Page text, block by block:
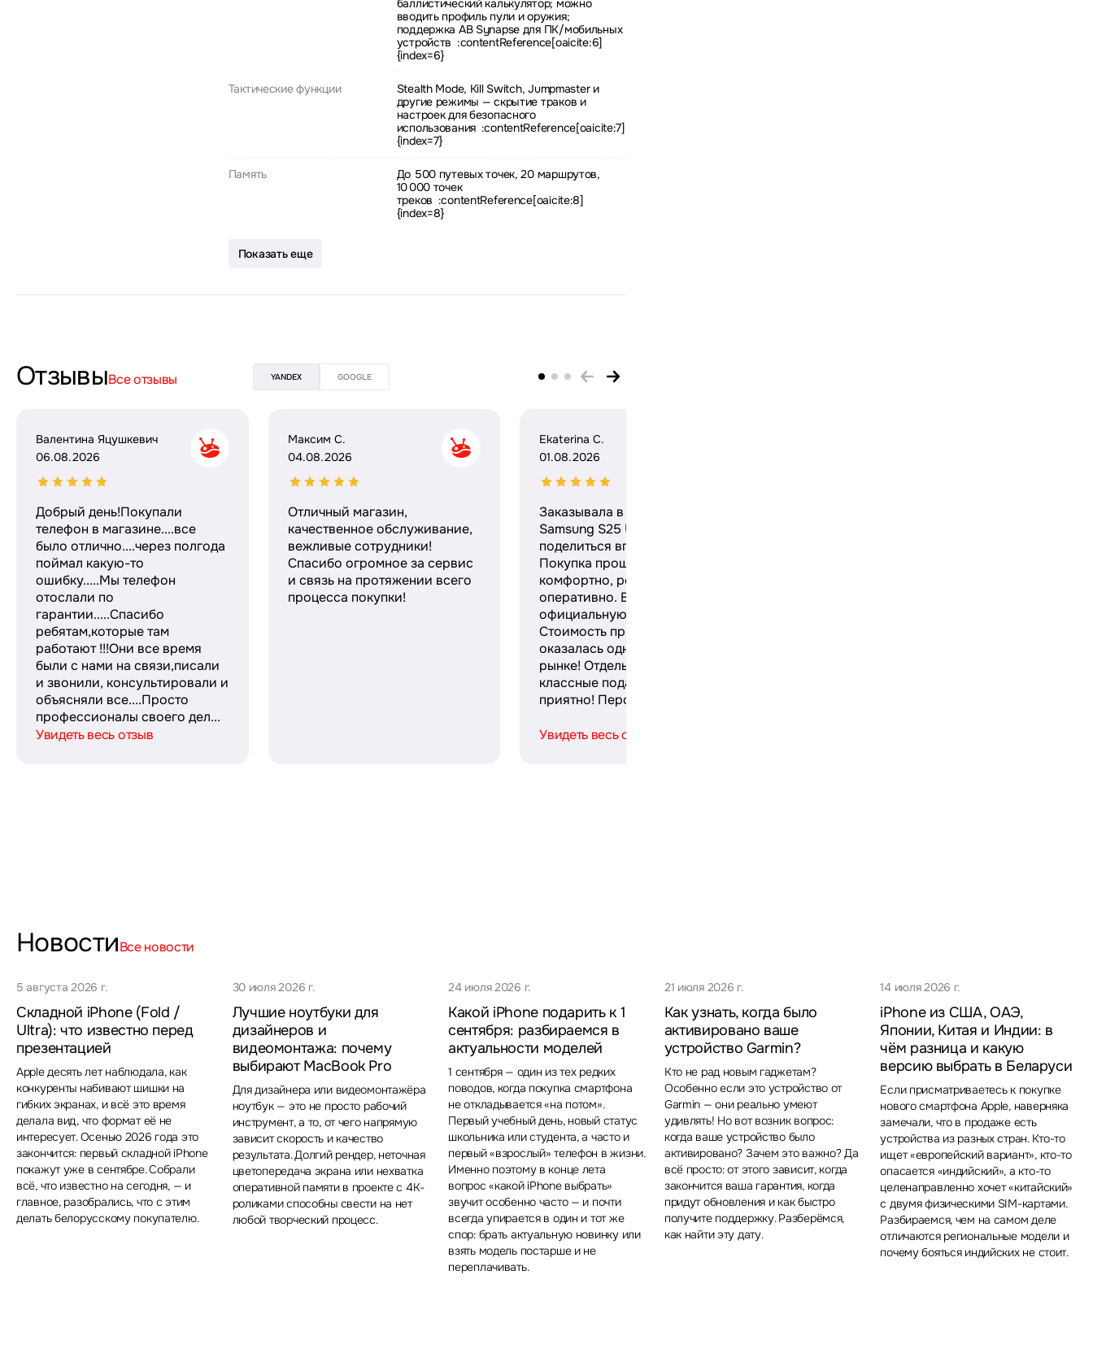
баллистический калькулятор; можно
вводить профиль пули и оружия;
поддержка AB Synapse для ПК/мобильных
устройств :contentReference[oaicite:6]
{index=6}
Тактические функции
Stealth Mode, Kill Switch, Jumpmaster и
другие режимы — скрытие траков и
настроек для безопасного
использования :contentReference[oaicite:7]
{index=7}
Память
До 500 путевых точек, 20 маршрутов,
10 000 точек
треков :contentReference[oaicite:8]
{index=8}
Показать еще
ОтзывыВсе отзывы YANDEX GOOGLE
Валентина Яцушкевич
06.08.2026
Добрый день!Покупали
телефон в магазине....все
было отлично....через полгода
поймал какую-то
ошибку.....Мы телефон
отослали по
гарантии.....Спасибо
ребятам,которые там
работают !!!Они все время
были с нами на связи,писали
и звонили, консультировали и
объясняли все....Просто
профессионалы своего дел...
Увидеть весь отзыв
Максим С.
04.08.2026
Отличный магазин,
качественное обслуживание,
вежливые сотрудники!
Спасибо огромное за сервис
и связь на протяжении всего
процесса покупки!
Ekaterina C.
01.08.2026
Заказывала в этом магазине
Samsung S25 Ultra и хочу
поделиться впечатлениями.
Покупка прошла максимально
комфортно, ребята работают
оперативно. Выдали
официальную гарантию и чек.
Стоимость при этом
оказалась одной из лучших на
рынке! Отдельное спасибо за
классные подарки — безумно
приятно! Персонал ...
Увидеть весь отзыв
НовостиВсе новости
5 августа 2026 г.
Складной iPhone (Fold /
Ultra): что известно перед
презентацией
Apple десять лет наблюдала, как
конкуренты набивают шишки на
гибких экранах, и всё это время
делала вид, что формат её не
интересует. Осенью 2026 года это
закончится: первый складной iPhone
покажут уже в сентябре. Собрали
всё, что известно на сегодня, — и
главное, разобрались, что с этим
делать белорусскому покупателю.
30 июля 2026 г.
Лучшие ноутбуки для
дизайнеров и
видеомонтажа: почему
выбирают MacBook Pro
Для дизайнера или видеомонтажёра
ноутбук — это не просто рабочий
инструмент, а то, от чего напрямую
зависит скорость и качество
результата. Долгий рендер, неточная
цветопередача экрана или нехватка
оперативной памяти в проекте с 4K-
роликами способны свести на нет
любой творческий процесс.
24 июля 2026 г.
Какой iPhone подарить к 1
сентября: разбираемся в
актуальности моделей
1 сентября — один из тех редких
поводов, когда покупка смартфона
не откладывается «на потом».
Первый учебный день, новый статус
школьника или студента, а часто и
первый «взрослый» телефон в жизни.
Именно поэтому в конце лета
вопрос «какой iPhone выбрать»
звучит особенно часто — и почти
всегда упирается в один и тот же
спор: брать актуальную новинку или
взять модель постарше и не
переплачивать.
21 июля 2026 г.
Как узнать, когда было
активировано ваше
устройство Garmin?
Кто не рад новым гаджетам?
Особенно если это устройство от
Garmin — они реально умеют
удивлять! Но вот возник вопрос:
когда ваше устройство было
активировано? Зачем это важно? Да
всё просто: от этого зависит, когда
закончится ваша гарантия, когда
придут обновления и как быстро
получите поддержку. Разберёмся,
как найти эту дату.
14 июля 2026 г.
iPhone из США, ОАЭ,
Японии, Китая и Индии: в
чём разница и какую
версию выбрать в Беларуси
Если присматриваетесь к покупке
нового смартфона Apple, наверняка
замечали, что в продаже есть
устройства из разных стран. Кто-то
ищет «европейский вариант», кто-то
опасается «индийский», а кто-то
целенаправленно хочет «китайский»
с двумя физическими SIM-картами.
Разбираемся, чем на самом деле
отличаются региональные модели и
почему бояться индийских не стоит.